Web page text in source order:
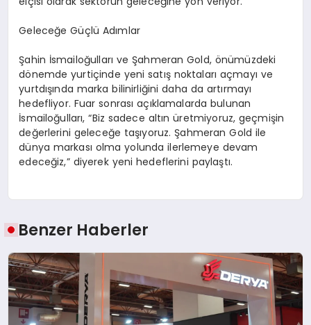
Geleceğe Güçlü Adımlar
Şahin İsmailoğulları ve Şahmeran Gold, önümüzdeki
dönemde yurtiçinde yeni satış noktaları açmayı ve
yurtdışında marka bilinirliğini daha da artırmayı
hedefliyor. Fuar sonrası açıklamalarda bulunan
İsmailoğulları, “Biz sadece altın üretmiyoruz, geçmişin
değerlerini geleceğe taşıyoruz. Şahmeran Gold ile
dünya markası olma yolunda ilerlemeye devam
edeceğiz,” diyerek yeni hedeflerini paylaştı.
Benzer Haberler